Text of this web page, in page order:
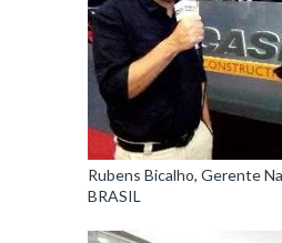
Rubens Bicalho, Gerente
BRASIL